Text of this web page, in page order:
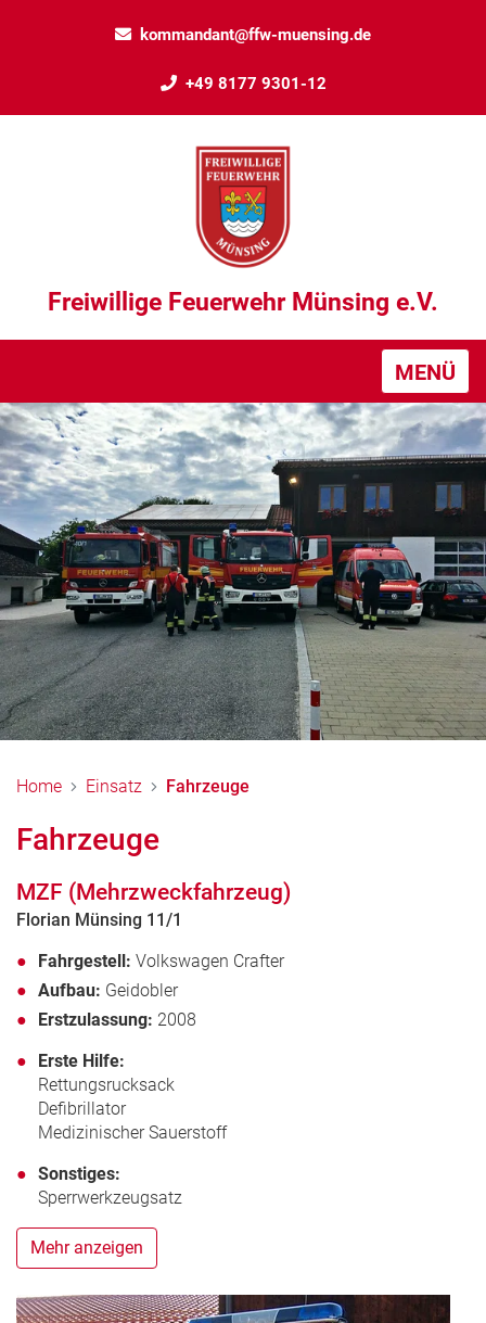
kommandant@ffw-muensing.de
+49 8177 9301-12
Freiwillige Feuerwehr Münsing e.V.
MENÜ
Home Einsatz Fahrzeuge
Fahrzeuge
MZF (Mehrzweckfahrzeug)
Florian Münsing 11/1
Fahrgestell: Volkswagen Crafter
Aufbau: Geidobler
Erstzulassung: 2008
Erste Hilfe:
Rettungsrucksack
Defibrillator
Medizinischer Sauerstoff
Sonstiges:
Sperrwerkzeugsatz
Mehr anzeigen